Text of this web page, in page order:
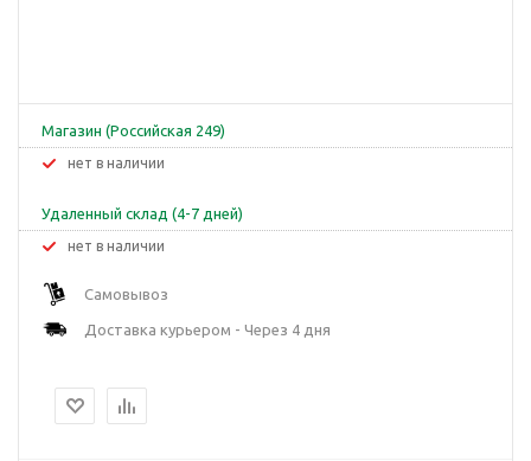
Магазин (Российская 249)
Нет в наличии
Удаленный склад (4-7 дней)
Нет в наличии
Самовывоз
Доставка курьером - Через 4 дня